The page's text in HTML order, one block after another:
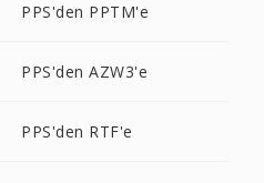
PPS'den PPTM'e
PPS'den AZW3'e
PPS'den RTF'e